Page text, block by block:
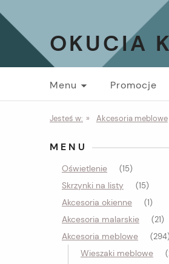
OKUCIA
Menu Promocje
Jesteś w: » Akcesoria meblowe
MENU
Oświetlenie (15)
Skrzynki na listy (15)
Akcesoria okienne (1)
Akcesoria malarskie (21)
Akcesoria meblowe
Wieszaki meblowe